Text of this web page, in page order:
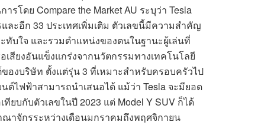
โดย Compare the Market AU ระบุว่า Tesla
ะอีก 33 ประเทศเพิ่มเติม ตัวเลขนี้มีความสำคัญ
ทับใจ และรวมตำแหน่งของตนในฐานะผู้เล่นที่
สียงอันแข็งแกร่งจากนวัตกรรมทางเทคโนโลยี
งบริษัท ตั้งแต่รุ่น 3 ที่เหมาะสำหรับครอบครัวไป
ต์ไฟฟ้าสามารถนำเสนอได้ แม้ว่า Tesla จะมียอด
ยบกับตัวเลขในปี 2023 แต่ Model Y SUV ก็ได้
าจักรระหว่างเดือนมกราคมถึงพฤศจิกายน